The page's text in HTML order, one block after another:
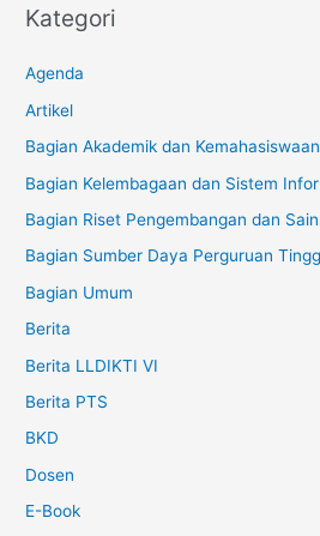
Kategori
Agenda
Artikel
Bagian Akademik dan Kemahasiswaan
Bagian Kelembagaan dan Sistem
Bagian Riset Pengembangan dan
Bagian Sumber Daya Perguruan
Bagian Umum
Berita
Berita LLDIKTI VI
Berita PTS
BKD
Dosen
E-Book